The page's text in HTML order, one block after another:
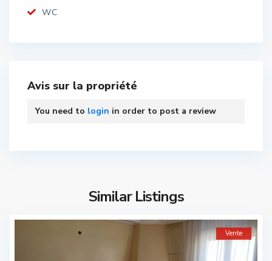
WC
Avis sur la propriété
You need to login in order to post a review
Similar Listings
Vente